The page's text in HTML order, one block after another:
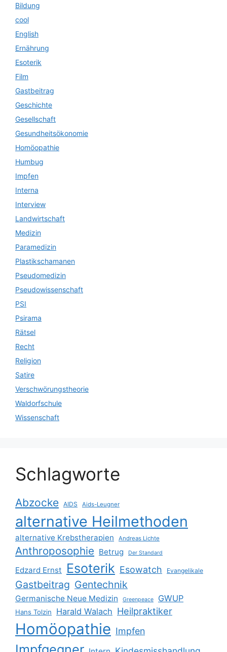
Bildung
cool
English
Ernährung
Esoterik
Film
Gastbeitrag
Geschichte
Gesellschaft
Gesundheitsökonomie
Homöopathie
Humbug
Impfen
Interna
Interview
Landwirtschaft
Medizin
Paramedizin
Plastikschamanen
Pseudomedizin
Pseudowissenschaft
PSI
Psirama
Rätsel
Recht
Religion
Satire
Verschwörungstheorie
Waldorfschule
Wissenschaft
Schlagworte
Abzocke AIDS Aids-Leugner
alternative Heilmethoden
alternative Krebstherapien Andreas Lichte
Anthroposophie Betrug Der Standard
Edzard Ernst Esoterik Esowatch Evangelikale
Gastbeitrag Gentechnik
Germanische Neue Medizin Greenpeace GWUP
Hans Tolzin Harald Walach Heilpraktiker
Homöopathie Impfen